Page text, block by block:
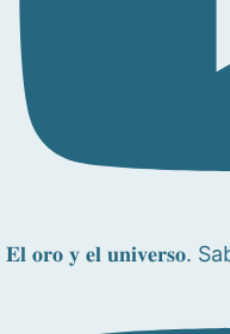
𝐄𝐥 𝐨𝐫𝐨 𝐲 𝐞𝐥 𝐮𝐧𝐢𝐯𝐞𝐫𝐬𝐨.